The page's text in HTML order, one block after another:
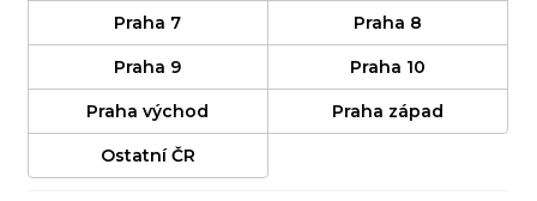
Praha 7 Praha 8
Praha 9 Praha 10
Praha východ Praha západ
Ostatní ČR